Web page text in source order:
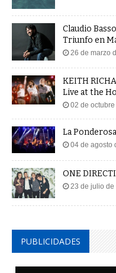
Claudio
Triunfo en
26 de marzo
KEITH
Live at the
02 de octubre
La
04 de agosto
ONE
23 de julio de
PUBLICIDADES